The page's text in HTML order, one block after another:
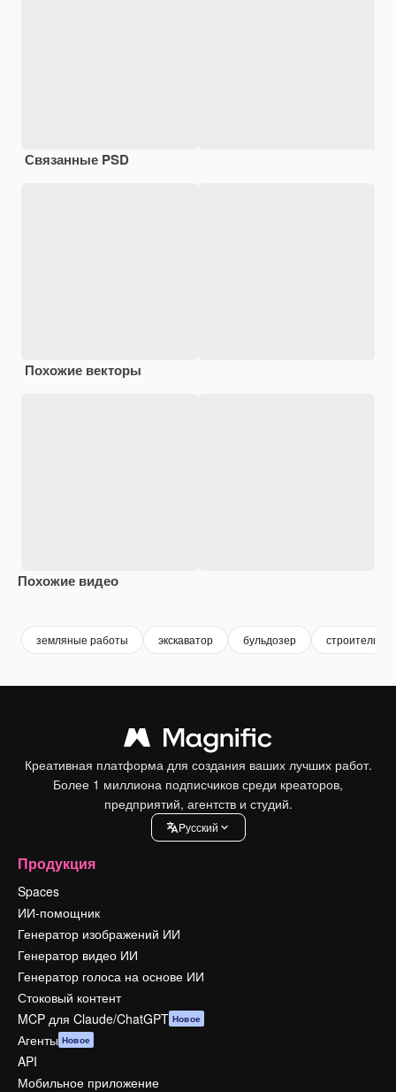
Связанные PSD
Похожие векторы
Похожие видео
земляные работы экскаватор бульдозер
Креативная платформа для создания ваших лучших работ.
Более 1 миллиона подписчиков среди креаторов,
предприятий, агентств и студий.
Pусский
Продукция
Spaces
ИИ-помощник
Генератор изображений ИИ
Генератор видео ИИ
Генератор голоса на основе ИИ
Стоковый контент
MCP для Claude/ChatGPT Новое
Агенты Новое
API
Мобильное приложение